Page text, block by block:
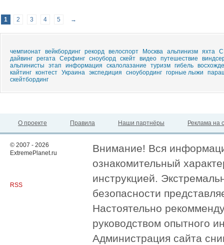
1 2 3 4 5 →
чемпионат вейкбординг рекорд велоспорт Москва альпинизм яхта
дайвинг регата Серфинг сноуборд скейт видео путешествие
альпинисты
этап информация скалолазание туризм гибель
кайтинг контест Украина экспедиция сноубординг горные лыжи
скейтбординг
О проекте Правила Наши партнёры Реклама на
© 2007 - 2026
ExtremePlanet.ru
RSS
Внимание! Вся
ознакомительный
инструкцией.
безопасности
Настоятельно
руководством опытного
Администрация сайта